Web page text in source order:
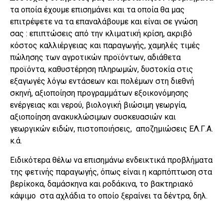
τα οποία έχουμε επισημάνει και τα οποία θα μας
επιτρέψετε να τα επαναλάβουμε και είναι σε γνώση
σας : επιπτώσεις από την κλιματική κρίση, ακριβό
κόστος καλλιέργειας και παραγωγής, χαμηλές τιμές
πώλησης των αγροτικών προϊόντων, αδιάθετα
προϊόντα, καθυστέρηση πληρωμών, δυστοκία στις
εξαγωγές λόγω εντάσεων και πολέμων στη διεθνή
σκηνή, αξιοποίηση προγραμμάτων εξοικονόμησης
ενέργειας και νερού, βιολογική βιώσιμη γεωργία,
αξιοποίηση ανακυκλώσιμων συσκευασιών και
γεωργικών ειδών, πιστοποιήσεις, αποζημιώσεις ΕΛ.Γ.Α.
κ.ά.
Ειδικότερα θέλω να επισημάνω ενδεικτικά προβλήματα
της φετινής παραγωγής, όπως είναι η καρπόπτωση στα
βερίκοκα, δαμάσκηνα και ροδάκινα, το βακτηριακό
κάψιμο στα αχλάδια το οποίο ξεραίνει τα δέντρα, δηλ.